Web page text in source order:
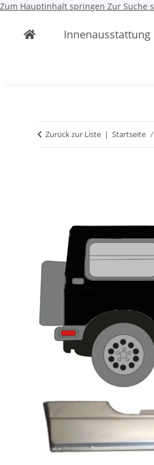
Zum Hauptinhalt springen Zur Suche
Innenausstattung
Zurück zur Liste Startseite